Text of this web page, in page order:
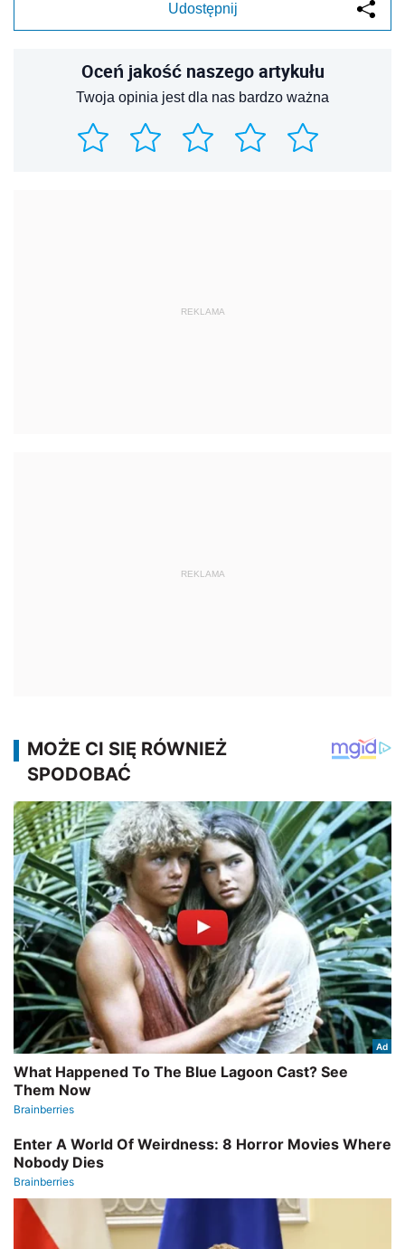
Udostępnij
Oceń jakość naszego artykułu
Twoja opinia jest dla nas bardzo ważna
REKLAMA
REKLAMA